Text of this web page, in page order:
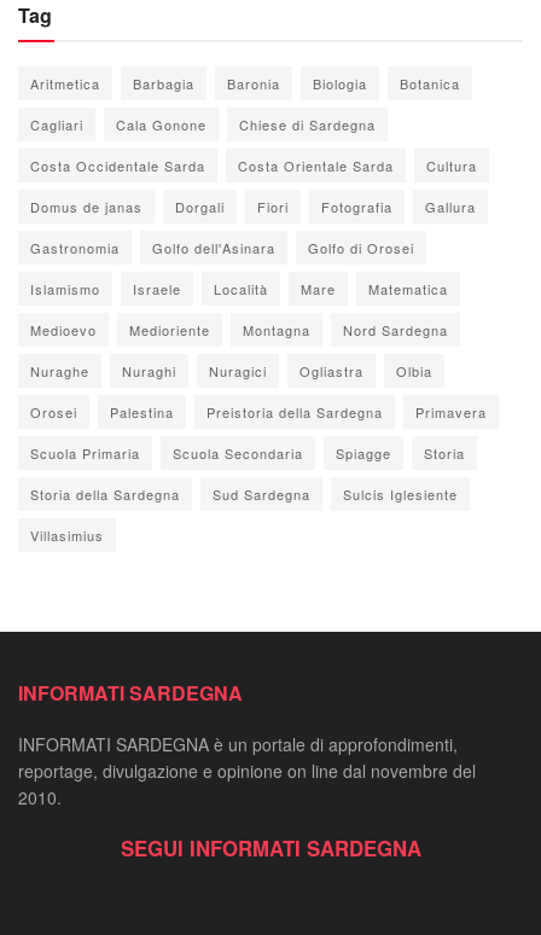
Tag
Aritmetica Barbagia Baronia Biologia Botanica
Cagliari Cala Gonone Chiese di Sardegna
Costa Occidentale Sarda Costa Orientale Sarda Cultura
Domus de janas Dorgali Fiori Fotografia Gallura
Gastronomia Golfo dell'Asinara Golfo di Orosei
Islamismo Israele Località Mare Matematica
Medioevo Medioriente Montagna Nord Sardegna
Nuraghe Nuraghi Nuragici Ogliastra Olbia
Orosei Palestina Preistoria della Sardegna Primavera
Scuola Primaria Scuola Secondaria Spiagge Storia
Storia della Sardegna Sud Sardegna Sulcis Iglesiente
Villasimius
INFORMATI SARDEGNA
INFORMATI SARDEGNA è un portale di approfondimenti,
reportage, divulgazione e opinione on line dal novembre del
2010.
SEGUI INFORMATI SARDEGNA